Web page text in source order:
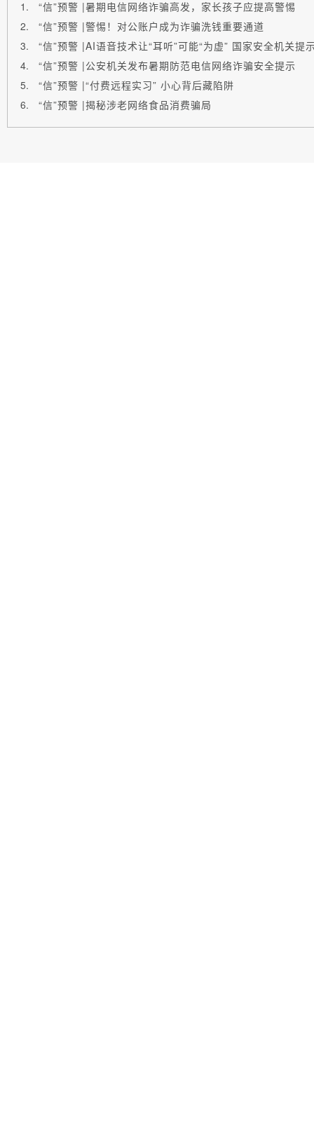
“信”预警 |暑期电信网络诈骗高发，家长孩子应提高警惕
“信”预警 |警惕！对公账户成为诈骗洗钱重要通道
“信”预警 |AI语音技术让“耳听”可能“为虚” 国家安全机关提
“信”预警 |公安机关发布暑期防范电信网络诈骗安全提示
“信”预警 |“付费远程实习” 小心背后藏陷阱
“信”预警 |揭秘涉老网络食品消费骗局